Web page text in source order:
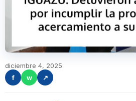
diciembre 4, 2025
f
w ↗